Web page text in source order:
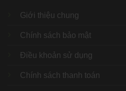
Giới thiệu chung
Chính sách bảo mật
Điều khoản sử dụng
Chính sách thanh toán